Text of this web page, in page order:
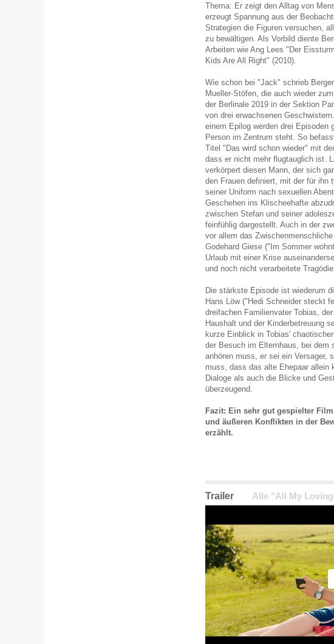
Thema: Er zeigt den Alltag von
erzeugt Spannung aus der
Strategien die Figuren versuchen,
zu bewältigen. Als Vorbild diente
Arbeiten wie Ang Lees "Der
Kids Are All Right" (2010).
Wie schon bei "Jack" schrieb
Mueller-Stöfen, die auch wieder
der Berlinale 2019 in der Sektion
von drei erwachsenen
einem Epilog werden drei Episoden
Person im Zentrum steht. So
Titel "Das wird schon wieder" mit
dass er nicht mehr flugtauglich ist.
verkörpert diesen Mann, der sich
den Frauen definiert, mit der für ihn
seiner Uniform nach sexuellen
Geschehen ins Klischeehafte
zwischen Stefan und seiner
feinfühlig dargestellt. Auch in der
vor allem das
Godehard Giese ("Im Sommer
Urlaub mit einer Krise
und noch nicht verarbeitete
Die stärkste Episode ist wiederum
Hans Löw ("Hedi Schneider steckt
dreifachen Familienvater Tobias,
Haushalt und der Kinderbetreuung
kurze Einblick in Tobias'
der Besuch im Elternhaus, bei dem
anhören muss, er sei ein Versager,
muss, dass das alte Ehepaar allein
Dialoge als auch die Blicke und
überzeugend.
Fazit: Ein sehr gut gespielter
und äußeren Konflikten in der
erzählt.
Trailer Alle "All My